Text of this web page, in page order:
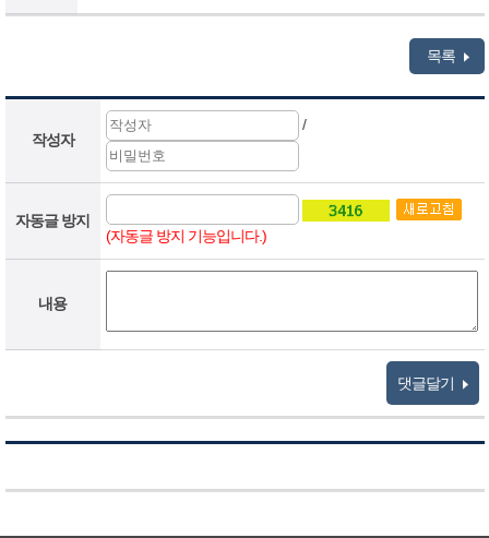
목록
작성자
/
자동글 방지
(자동글 방지 기능입니다.)
내용
댓글달기